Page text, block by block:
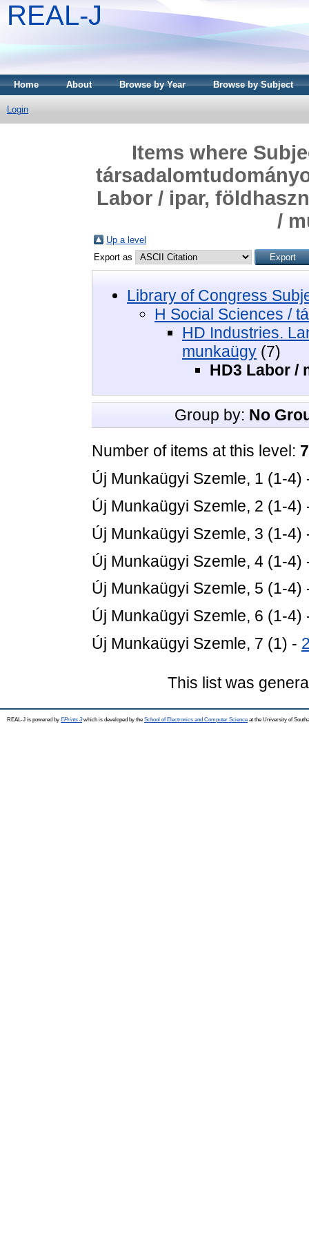
REAL-J
Home About Browse by Year Browse by Subject
Login
Items where
Labor / ipar,
/
Up a level
Export as
Library of Congress
H Social Sciences /
HD Industries.
munkaügy (7)
HD3 Labor /
Group by: No
Number of items at this level: 7
Új Munkaügyi Szemle, 1 (1-
Új Munkaügyi Szemle, 2 (1-
Új Munkaügyi Szemle, 3 (1-
Új Munkaügyi Szemle, 4 (1-
Új Munkaügyi Szemle, 5 (1-
Új Munkaügyi Szemle, 6 (1-
Új Munkaügyi Szemle, 7 (1) -
This list was
REAL-J is powered by EPrints 3which is developed by the School of Electronics and Computer Science at the University of